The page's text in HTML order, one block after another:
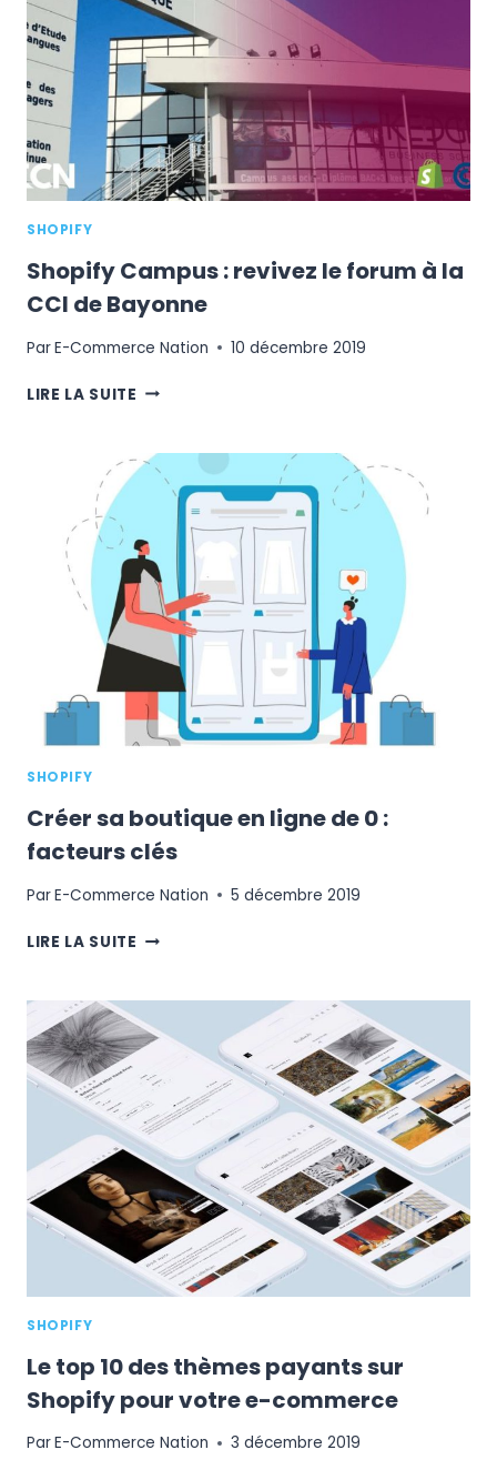
IL
A
PRÈS
DE
DEUX
MILLIONS
D'ARTICLES
DE
LE
MONDE.”
SHOPIFY
Shopify Campus : revivez le forum à la
CCI de Bayonne
ParE-Commerce Nation 10 décembre 2019
LIRE LA SUITE SHOPIFY
REVIVEZ
FORUM
LA
CCI
DE
BAYONNE
SHOPIFY
Créer sa boutique en ligne de 0 :
facteurs clés
ParE-Commerce Nation 5 décembre 2019
LIRE LA SUITE CRÉER
EN
LIGNE
DE
0
:
FACTEURS
CLÉS
SHOPIFY
Le top 10 des thèmes payants sur
Shopify pour votre e-commerce
ParE-Commerce Nation 3 décembre 2019